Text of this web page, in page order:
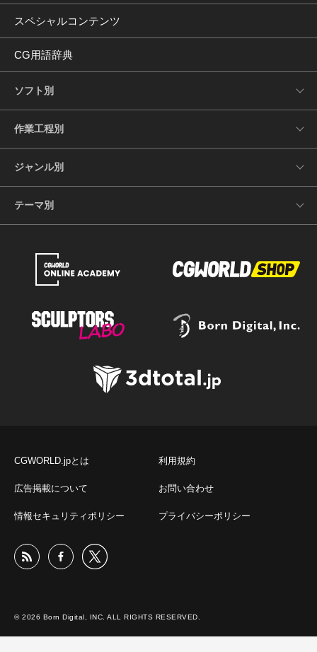
スペシャルコンテンツ
CG用語辞典
ソフト別
作業工程別
ジャンル別
テーマ別
CGWORLD.jpとは 利用規約
広告掲載について お問い合わせ
情報セキュリティポリシー プライバシーポリシー
© 2026 Born Digital, INC. ALL RIGHTS RESERVED.